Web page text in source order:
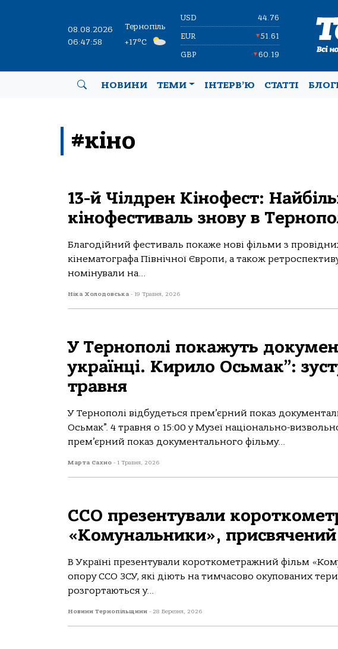
08.08.2026
06:47:59
Тернопіль
+17°C
USD 44.76
EUR ▼51.61
GBP ▼60.19
НОВИНИ ТЕМИ ІНТЕРВ’Ю СТАТТІ
#кіно
13-й Чілдрен Кінофест:
кінофестиваль знову в
Благодійний фестиваль покаже нові фільми з
кінематографа Північної Європи, а також
номінували на...
Ніка Холодовська - 19 Травня, 2026
У Тернополі покажуть
українці. Кирило Осьмак”:
травня
У Тернополі відбудеться прем’єрний показ
Осьмак”. 4 травня о 15:00 у Музеї національно-
прем’єрний показ документального фільму...
Марта Сахно - 1 Травня, 2026
ССО презентували
«Комунальники»,
В Україні презентували короткометражний фільм
опору ССО ЗСУ, які діють на тимчасово окупованих
розгортаються у...
Новини Тернопільщини - 28 Березня, 2026